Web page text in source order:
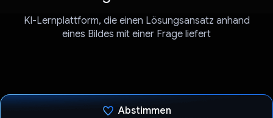
KI-Lernplattform, die einen Lösungsansatz anhand
eines Bildes mit einer Frage liefert
Abstimmen